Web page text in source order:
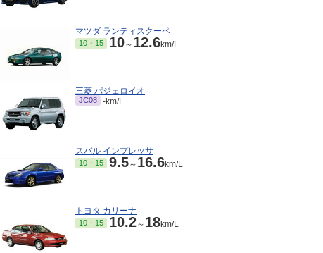
マツダ ランティスクーペ
10・15 10～ 12.6km/L
三菱 パジェロイオ
JC08 -km/L
スバル インプレッサ
10・15 9.5～ 16.6km/L
トヨタ カリーナ
10・15 10.2～ 18km/L